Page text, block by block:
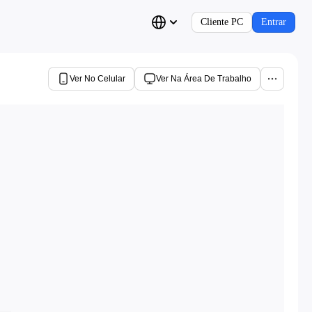
Cliente PC Entrar
Ver No Celular Ver Na Área De Trabalho